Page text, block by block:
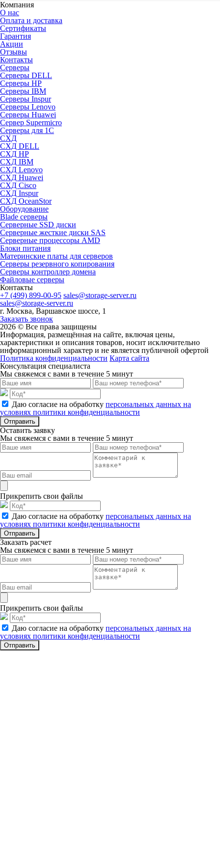
Компания
О нас
Оплата и доставка
Сертификаты
Гарантия
Акции
Отзывы
Контакты
Серверы
Серверы DELL
Серверы HP
Серверы IBM
Серверы Inspur
Серверы Lenovo
Серверы Huawei
Сервер Supermicro
Серверы для 1C
СХД
СХД DELL
СХД HP
СХД IBM
СХД Lenovo
СХД Huawei
СХД Cisco
СХД Inspur
СХД OceanStor
Оборудование
Blade серверы
Серверные SSD диски
Cерверные жесткие диски SAS
Серверные процессоры AMD
Блоки питания
Материнские платы для серверов
Серверы резервного копирования
Серверы контроллер домена
Файловые серверы
Контакты
+7 (499) 899-00-95 sales@storage-server.ru
sales@storage-server.ru
г. Москва, Варшавское шоссе, 1
Заказать звонок
2026 © Все права защищены
Информация, размещённая на сайте, включая цены,
характеристики и описания товаров, носит исключительно
информационный характер и не является публичной офертой
Политика конфиденциальности Карта сайта
Консультация специалиста
Мы свяжемся с вами в течение 5 минут
Даю согласие на обработку персональных данных на
условиях политики конфиденциальности
Отправить
Оставить заявку
Мы свяжемся с вами в течение 5 минут
Прикрепить свои файлы
Даю согласие на обработку персональных данных на
условиях политики конфиденциальности
Отправить
Заказать расчет
Мы свяжемся с вами в течение 5 минут
Прикрепить свои файлы
Даю согласие на обработку персональных данных на
условиях политики конфиденциальности
Отправить